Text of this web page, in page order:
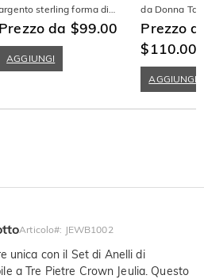
sterling forma di
cuore con taglio a pera
Prezzo da $99.00
AGGIUNGI
da Donna
Marquise in
Sterling
Prezzo
$110.00
AGGIUNGI
Articolo#: JEWB1002
unica con il Set di Anelli di
a Tre Pietre Crown Jeulia. Questo